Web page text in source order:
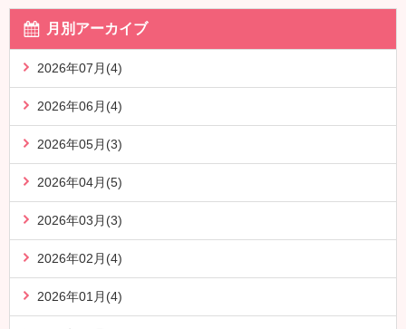
月別アーカイブ
2026年07月(4)
2026年06月(4)
2026年05月(3)
2026年04月(5)
2026年03月(3)
2026年02月(4)
2026年01月(4)